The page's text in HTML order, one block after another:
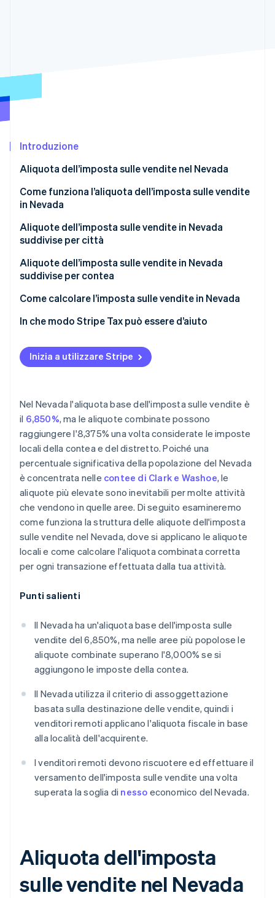
Rimozione del carbonio
Stripe Sessions 2026
Scopri come Stripe sta costruendo l'infrastruttura
Guarda ora
Introduzione
Aliquota dell’imposta sulle vendite nel Nevada
Come funziona l’aliquota dell’imposta sulle vendite
in Nevada
Aliquote dell’imposta sulle vendite in Nevada
suddivise per città
Aliquote dell’imposta sulle vendite in Nevada
suddivise per contea
Come calcolare l’imposta sulle vendite in Nevada
In che modo Stripe Tax può essere d’aiuto
Inizia a utilizzare Stripe
Nel Nevada l'aliquota base dell'imposta sulle vendite è
il 6,850%, ma le aliquote combinate possono
raggiungere l'8,375% una volta considerate le imposte
locali della contea e del distretto. Poiché una
percentuale significativa della popolazione del Nevada
è concentrata nelle contee di Clark e Washoe, le
aliquote più elevate sono inevitabili per molte attività
che vendono in quelle aree. Di seguito esamineremo
come funziona la struttura delle aliquote dell'imposta
sulle vendite nel Nevada, dove si applicano le aliquote
locali e come calcolare l'aliquota combinata corretta
per ogni transazione effettuata dalla tua attività.
Punti salienti
Il Nevada ha un'aliquota base dell'imposta sulle
vendite del 6,850%, ma nelle aree più popolose le
aliquote combinate superano l'8,000% se si
aggiungono le imposte della contea.
Il Nevada utilizza il criterio di assoggettazione
basata sulla destinazione delle vendite, quindi i
venditori remoti applicano l'aliquota fiscale in base
alla località dell'acquirente.
I venditori remoti devono riscuotere ed effettuare il
versamento dell'imposta sulle vendite una volta
superata la soglia di nesso economico del Nevada.
Aliquota dell'imposta
sulle vendite nel Nevada